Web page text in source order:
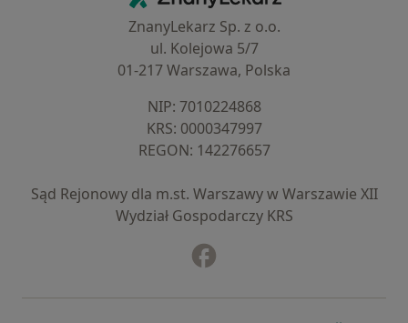
ZnanyLekarz Sp. z o.o.
ul. Kolejowa 5/7
01-217 Warszawa, Polska
NIP: ⁠7010224868
KRS: ⁠0000347997
REGON: ⁠142276657
Sąd Rejonowy dla m.st. Warszawy w Warszawie XII
Wydział Gospodarczy KRS